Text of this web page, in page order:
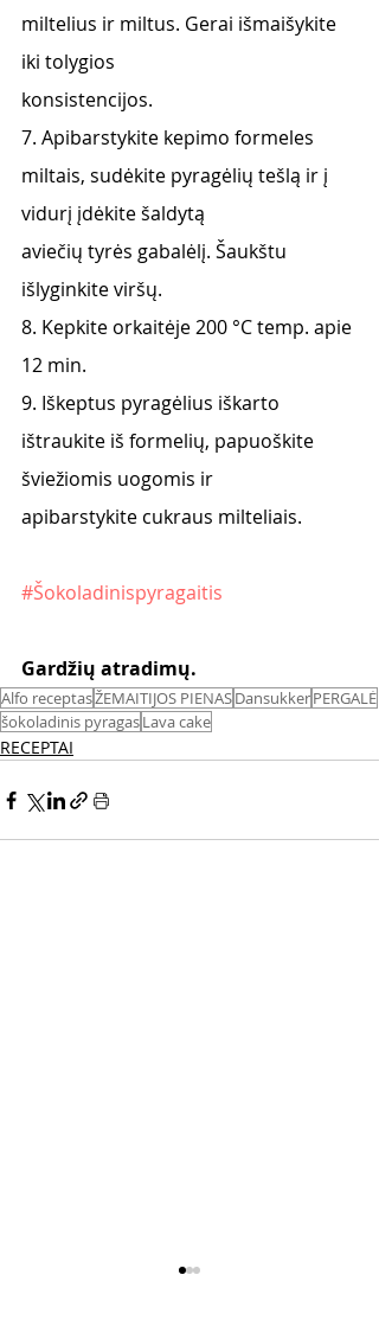
miltelius ir miltus. Gerai išmaišykite
iki tolygios
konsistencijos.
7. Apibarstykite kepimo formeles
miltais, sudėkite pyragėlių tešlą ir į
vidurį įdėkite šaldytą
aviečių tyrės gabalėlį. Šaukštu
išlyginkite viršų.
8. Kepkite orkaitėje 200 °C temp. apie
12 min.
9. Iškeptus pyragėlius iškarto
ištraukite iš formelių, papuoškite
šviežiomis uogomis ir
apibarstykite cukraus milteliais.
#Šokoladinispyragaitis
Gardžių atradimų.
Alfo receptasŽEMAITIJOS PIENASDansukkerPERGALĖ
šokoladinis pyragasLava cake
RECEPTAI